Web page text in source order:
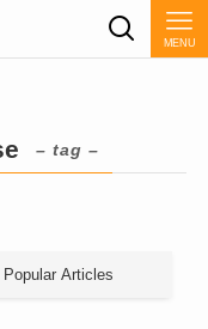
MENU
– tag –
Popular Articles